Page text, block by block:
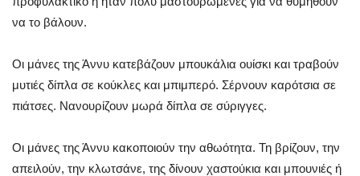
να το βάλουν.
Οι μάνες της Άννυ κατεβάζουν μπουκάλια ουίσκι και τραβούν
μυτιές δίπλα σε κούκλες και μπιμπερό. Σέρνουν καρότσια σε
πιάτσες. Νανουρίζουν μωρά δίπλα σε σύριγγες.
Οι μάνες της Άννυ κακοποιούν την αθωότητα. Τη βρίζουν, την
απειλούν, την κλωτσάνε, της δίνουν χαστούκια και μπουνιές ή